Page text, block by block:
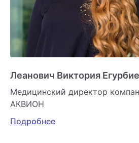
Леанович Виктория
Медицинский директор
АКВИОН
Подробнее